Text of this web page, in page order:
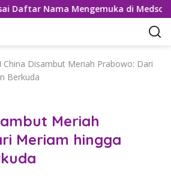
Nama Mengemuka di Medsos
China Disambut Meriah Prabowo: Dari
Berkuda
Meriah
Meriam hingga